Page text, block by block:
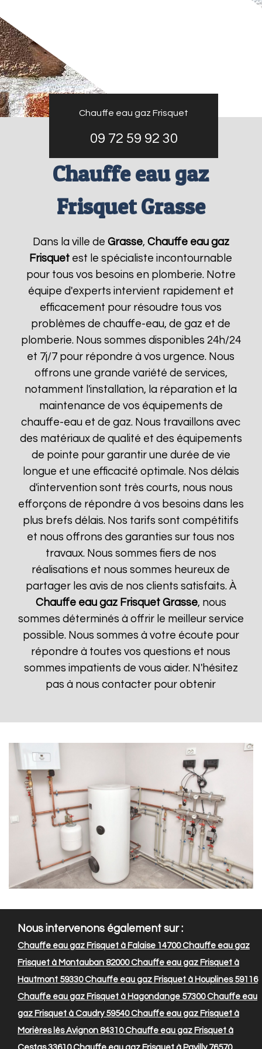
Chauffe eau gaz Frisquet
09 72 59 92 30
Chauffe eau gaz
Frisquet Grasse
Dans la ville de Grasse, Chauffe eau gaz
Frisquet est le spécialiste incontournable
pour tous vos besoins en plomberie. Notre
équipe d'experts intervient rapidement et
efficacement pour résoudre tous vos
problèmes de chauffe-eau, de gaz et de
plomberie. Nous sommes disponibles 24h/24
et 7j/7 pour répondre à vos urgence. Nous
offrons une grande variété de services,
notamment l'installation, la réparation et la
maintenance de vos équipements de
chauffe-eau et de gaz. Nous travaillons avec
des matériaux de qualité et des équipements
de pointe pour garantir une durée de vie
longue et une efficacité optimale. Nos délais
d'intervention sont très courts, nous nous
efforçons de répondre à vos besoins dans les
plus brefs délais. Nos tarifs sont compétitifs
et nous offrons des garanties sur tous nos
travaux. Nous sommes fiers de nos
réalisations et nous sommes heureux de
partager les avis de nos clients satisfaits. À
Chauffe eau gaz Frisquet Grasse, nous
sommes déterminés à offrir le meilleur service
possible. Nous sommes à votre écoute pour
répondre à toutes vos questions et nous
sommes impatients de vous aider. N'hésitez
pas à nous contacter pour obtenir
Nous intervenons également sur :
Chauffe eau gaz Frisquet à Falaise 14700Chauffe eau gaz
Frisquet à Montauban 82000Chauffe eau gaz Frisquet à
Hautmont 59330Chauffe eau gaz Frisquet à Houplines 59116
Chauffe eau gaz Frisquet à Hagondange 57300Chauffe eau
gaz Frisquet à Caudry 59540Chauffe eau gaz Frisquet à
Morières lès Avignon 84310Chauffe eau gaz Frisquet à